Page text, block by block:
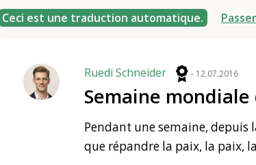
Ceci est une traduction automatique.
Ruedi Schneider - 12.07.2016
Semaine
Pendant une semaine, depuis
que répandre la paix, la paix,